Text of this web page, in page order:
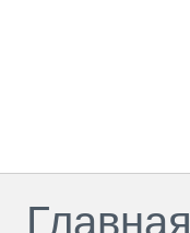
Главная